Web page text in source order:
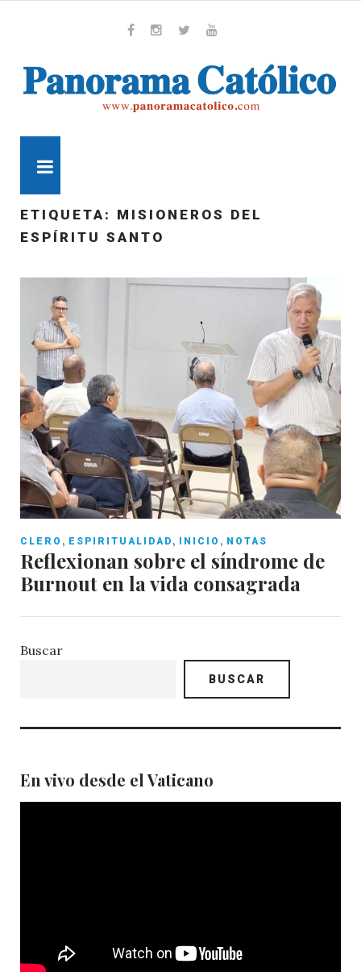
ETIQUETA: MISIONEROS DEL
ESPÍRITU SANTO
CLERO , ESPIRITUALIDAD , INICIO , NOTAS
Reflexionan sobre el síndrome de
Burnout en la vida consagrada
Buscar
BUSCAR
En vivo desde el Vaticano